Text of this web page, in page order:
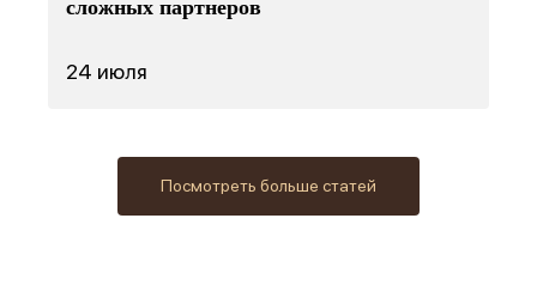
сложных партнеров
24 июля
Посмотреть больше статей